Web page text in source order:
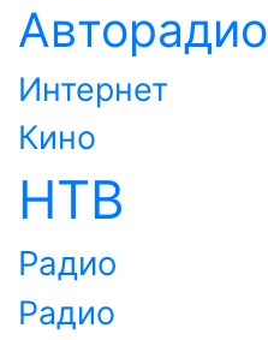
Авторадио
Интернет
Кино
НТВ
Радио
Радио